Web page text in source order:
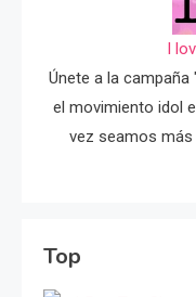
I
Únete a la
el movimiento idol
vez seamos
Top